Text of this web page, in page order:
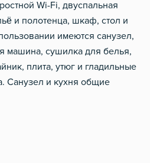
Wi-Fi, двуспальная
и полотенца, шкаф, стол и
имеются санузел,
машина, сушилка для белья,
плита, утюг и гладильные
Санузел и кухня общие